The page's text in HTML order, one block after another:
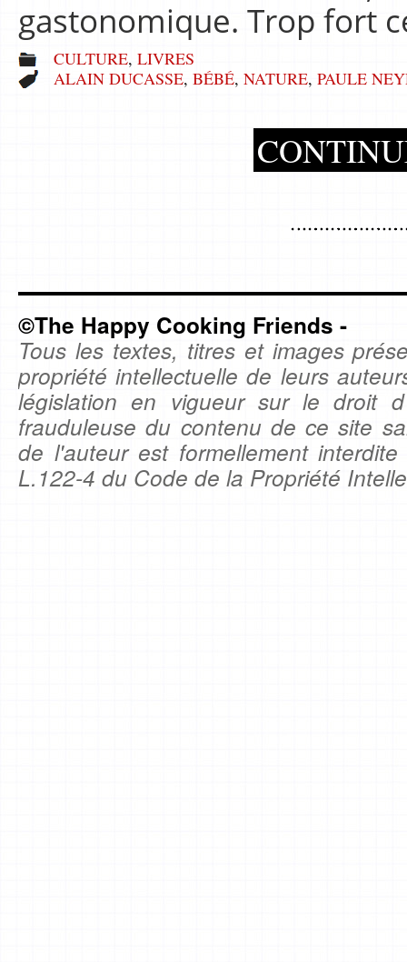
gastonomique. Trop fort
CULTURE, LIVRES
ALAIN DUCASSE, BÉBÉ, NATURE, PAULE
©The Happy Cooking Friends -
Tous les textes, titres et images
propriété intellectuelle de leurs
législation en vigueur sur le droit
frauduleuse du contenu de ce site
de l'auteur est formellement
L.122-4 du Code de la Propriété